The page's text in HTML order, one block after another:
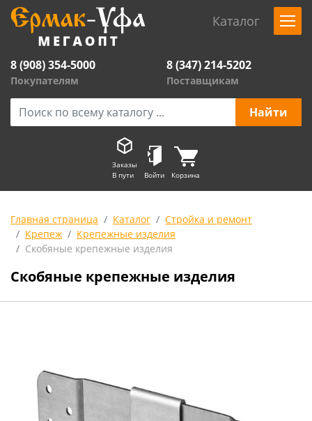
Каталог
8 (908) 354-5000
Покупателям
8 (347) 214-5202
Поставщикам
Заказы
В пути
Войти Корзина
Главная страница Каталог
Стройка и ремонт
Крепеж
Крепежные изделия
Скобяные крепежные изделия
Скобяные крепежные изделия